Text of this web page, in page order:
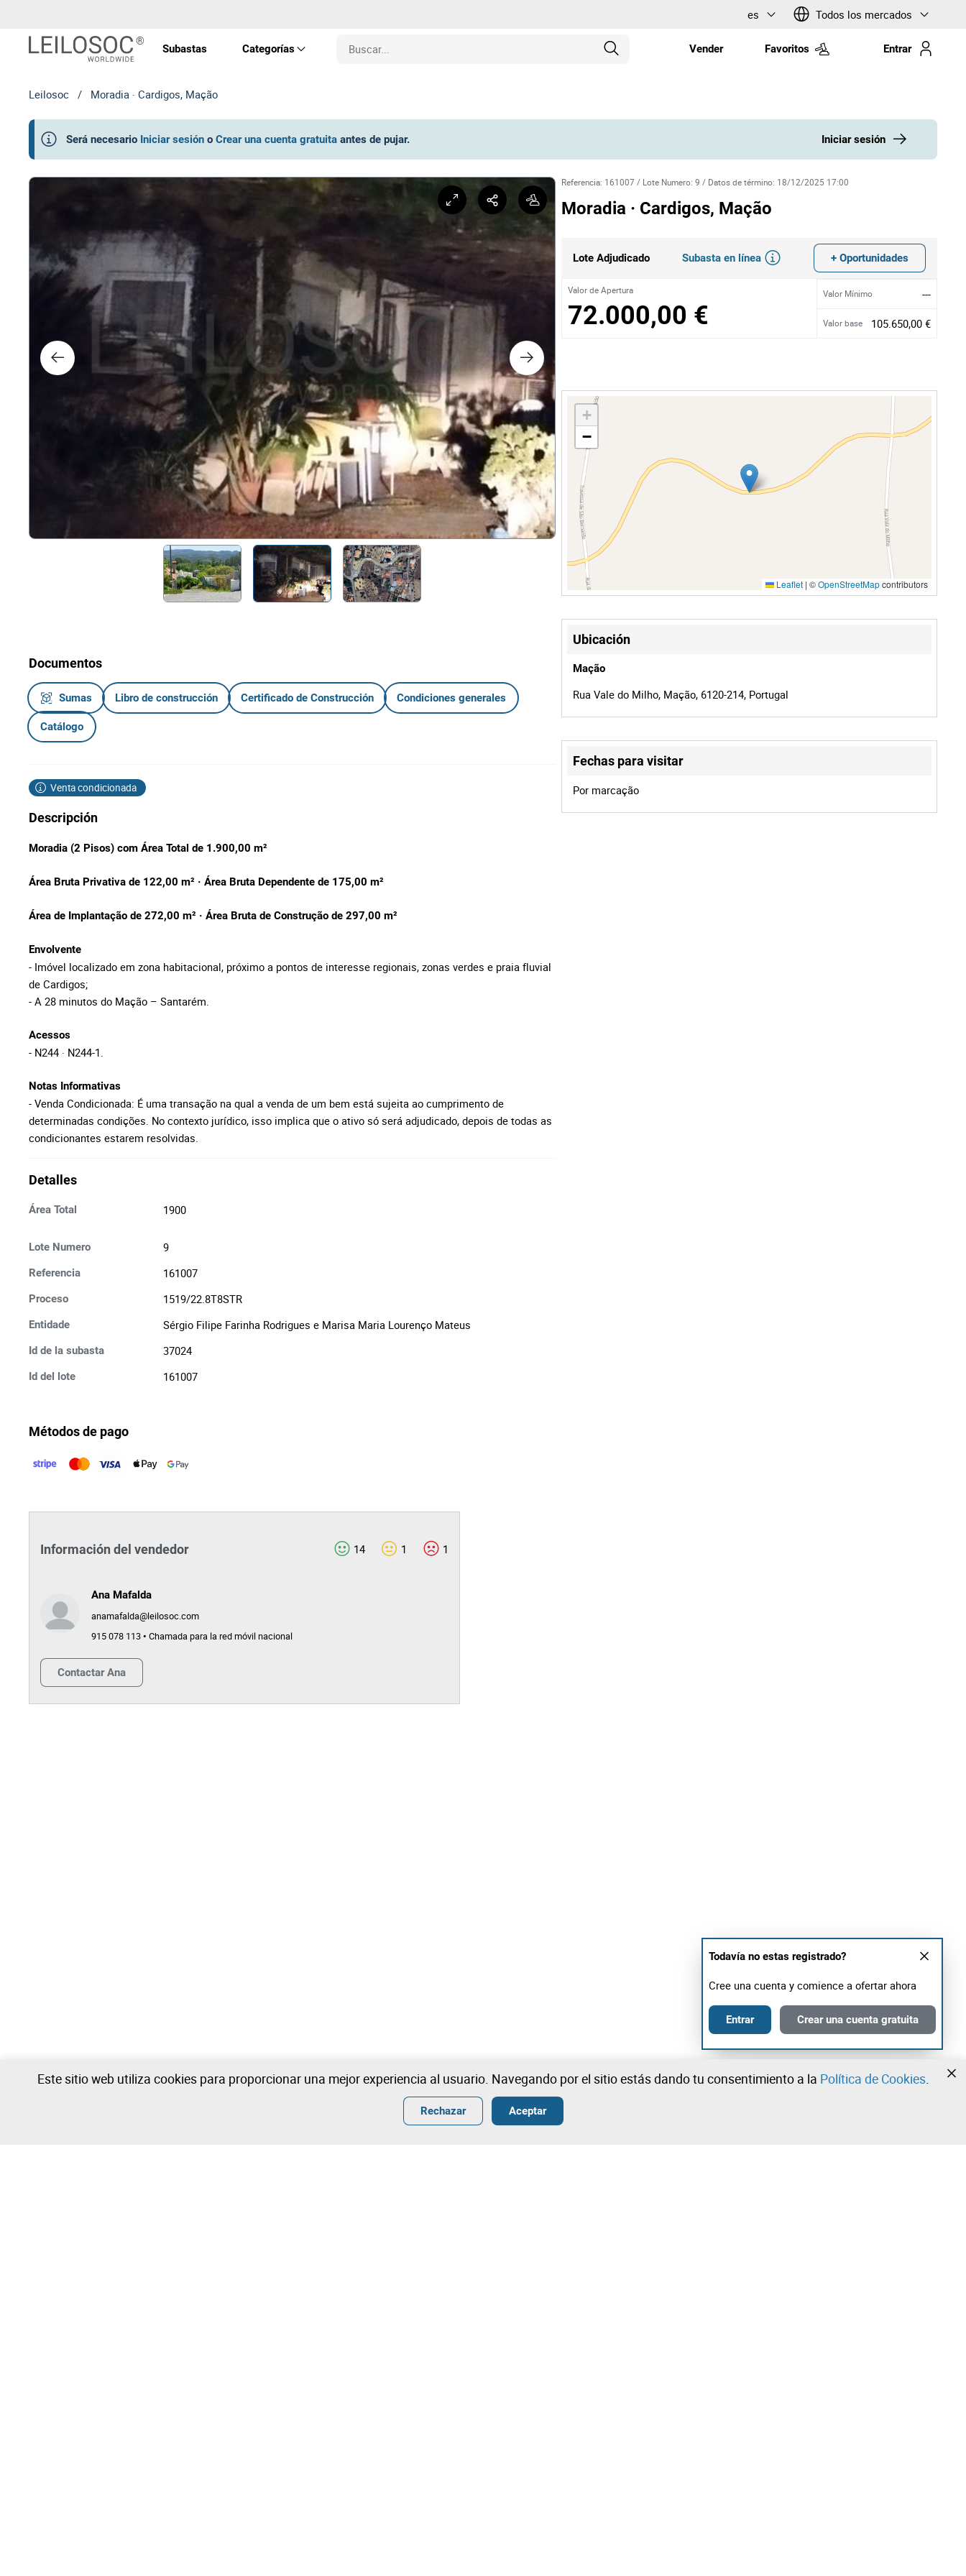
es Todos los mercados
Subastas Categorías
Vehículos
Equipo
Máquinas
Arte y Coleccionables
Derechos
Tecnología
Muebles y Decoración
Náutico
Otros
Vender Favoritos Entrar
Leilosoc / Moradia · Cardigos, Mação
Será necesario Iniciar sesión o Crear una cuenta gratuita antes de pujar. Iniciar sesión
Documentos
Sumas Libro de construcción Certificado de Construcción Condiciones generales
Catálogo
Venta condicionada
Descripción
Moradia (2 Pisos) com Área Total de 1.900,00 m²
Área Bruta Privativa de 122,00 m² · Área Bruta Dependente de 175,00 m²
Área de Implantação de 272,00 m² · Área Bruta de Construção de 297,00 m²
Envolvente
- Imóvel localizado em zona habitacional, próximo a pontos de interesse regionais, zonas verdes e praia fluvial
de Cardigos;
- A 28 minutos do Mação – Santarém.
Acessos
- N244 · N244-1.
Notas Informativas
- Venda Condicionada: É uma transação na qual a venda de um bem está sujeita ao cumprimento de
determinadas condições. No contexto jurídico, isso implica que o ativo só será adjudicado, depois de todas as
condicionantes estarem resolvidas.
Detalles
Área Total 1900
Lote Numero 9
Referencia 161007
Proceso 1519/22.8T8STR
Entidade Sérgio Filipe Farinha Rodrigues e Marisa Maria Lourenço Mateus
Id de la subasta 37024
Id del lote 161007
Referencia: 161007 / Lote Numero:9 / Datos de término: 18/12/2025 17:00
Moradia · Cardigos, Mação
Lote Adjudicado Subasta en línea + Oportunidades
Valor de Apertura
72.000,00 €
Valor Mínimo ---
Valor base 105.650,00 €
+
−
Leaflet | ©OpenStreetMapcontributors
Ubicación
Mação
Rua Vale do Milho, Mação, 6120-214, Portugal
Fechas para visitar
Por marcação
Métodos de pago
Información del vendedor 14 1 1
Ana Mafalda
anamafalda@leilosoc.com
915 078 113 • Chamada para la red móvil nacional
Contactar Ana
Todavía no estas registrado?
Cree una cuenta y comience a ofertar ahora
Entrar Crear una cuenta gratuita
Este sitio web utiliza cookies para proporcionar una mejor experiencia al usuario. Navegando por el sitio estás dando tu consentimiento a la Política de Cookies.
Rechazar Aceptar